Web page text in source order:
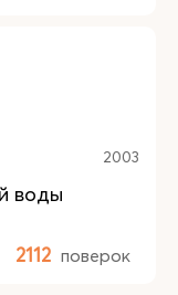
2003
воды
2112 поверок